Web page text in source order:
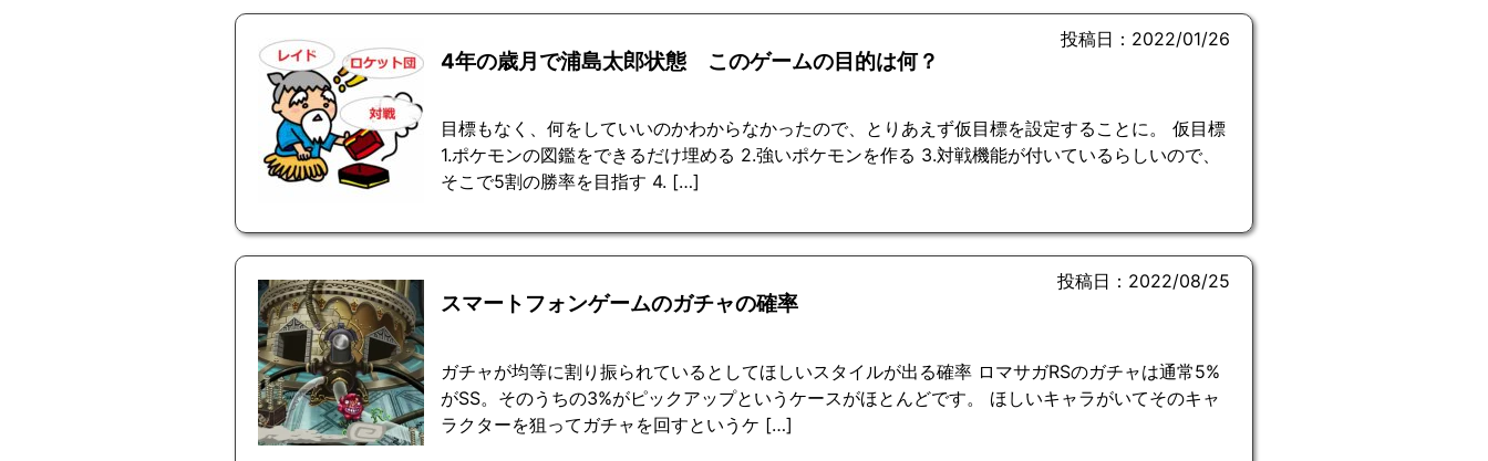
4年の歳月で浦島太郎状態 このゲームの目的は何？
投稿日：2022/01/26
目標もなく、何をしていいのかわからなかったので、とりあえず仮目標を設定することに。 仮目標
1.ポケモンの図鑑をできるだけ埋める 2.強いポケモンを作る 3.対戦機能が付いているらしいので、
そこで5割の勝率を目指す 4. […]
スマートフォンゲームのガチャの確率
投稿日：2022/08/25
ガチャが均等に割り振られているとしてほしいスタイルが出る確率 ロマサガRSのガチャは通常5%
がSS。そのうちの3%がピックアップというケースがほとんどです。 ほしいキャラがいてそのキャ
ラクターを狙ってガチャを回すというケ […]